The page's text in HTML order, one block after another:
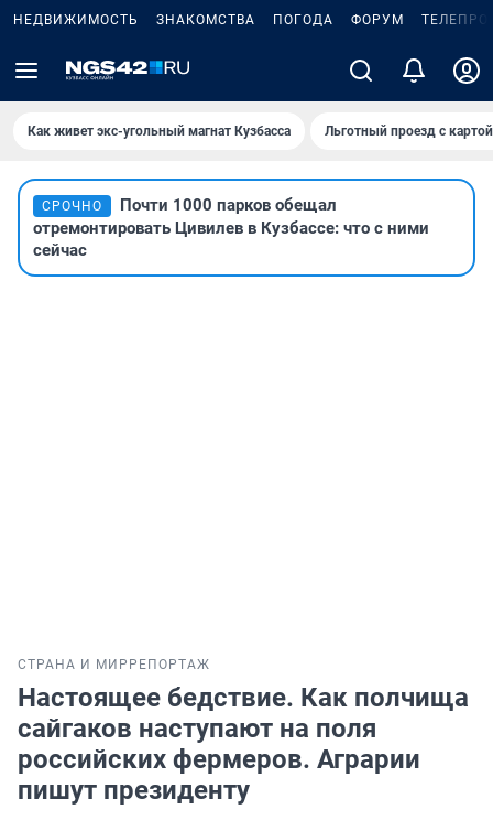
НЕДВИЖИМОСТЬ ЗНАКОМСТВА ПОГОДА ФОРУМ
Как живет экс-угольный магнат Кузбасса Льготный проезд с
СРОЧНО
Почти 1000 парков обещал
отремонтировать Цивилев в Кузбассе: что с ними
сейчас
СТРАНА И МИР РЕПОРТАЖ
Настоящее бедствие. Как полчища
сайгаков наступают на поля
российских фермеров. Аграрии
пишут президенту